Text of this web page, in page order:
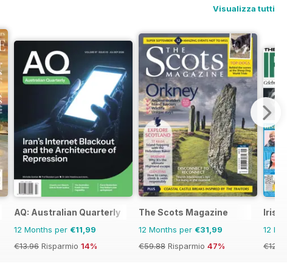
Visualizza tutti
AQ: Australian Quarterly
12 Months per €11,99
€13.96 Risparmio 14%
The Scots Magazine
12 Months per €31,99
€59.88 Risparmio 47%
Irish
12